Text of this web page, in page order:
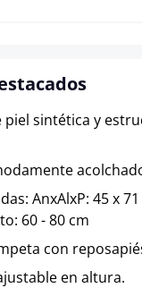
piel sintética y
AnxAlxP: 45 x
60 - 80 cm
con
en altura.